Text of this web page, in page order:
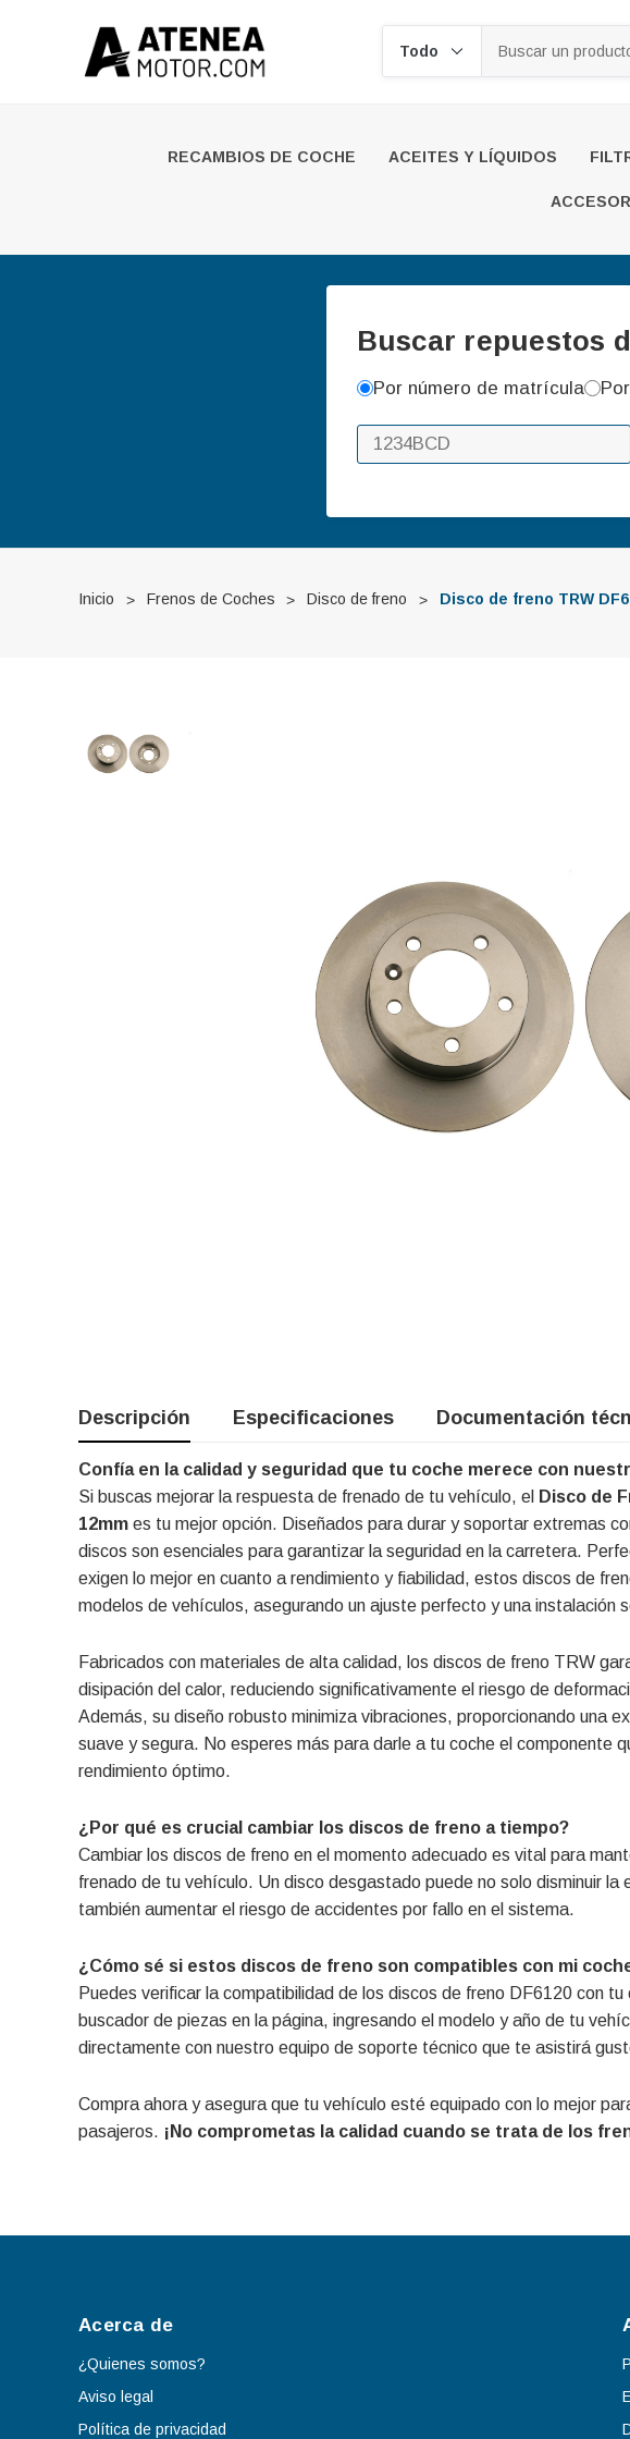
RECAMBIOS DE COCHE ACEITES Y LÍQUIDOS
Buscar repuestos
Por número de matrícula
Inicio Frenos de Coches Disco de freno Disco de freno TRW
Descripción Especificaciones Documentación
Confía en la calidad y seguridad que tu coche merece con
Si buscas mejorar la respuesta de frenado de tu vehículo, el Disco de
12mm es tu mejor opción. Diseñados para durar y soportar extremas
discos son esenciales para garantizar la seguridad en la carretera.
exigen lo mejor en cuanto a rendimiento y fiabilidad, estos discos de
modelos de vehículos, asegurando un ajuste perfecto y una instalación
Fabricados con materiales de alta calidad, los discos de freno TRW
disipación del calor, reduciendo significativamente el riesgo de
Además, su diseño robusto minimiza vibraciones, proporcionando una
suave y segura. No esperes más para darle a tu coche el componente
rendimiento óptimo.
¿Por qué es crucial cambiar los discos de freno a tiempo?
Cambiar los discos de freno en el momento adecuado es vital para
frenado de tu vehículo. Un disco desgastado puede no solo disminuir la
también aumentar el riesgo de accidentes por fallo en el sistema.
¿Cómo sé si estos discos de freno son compatibles con mi
Puedes verificar la compatibilidad de los discos de freno DF6120 con
buscador de piezas en la página, ingresando el modelo y año de tu
directamente con nuestro equipo de soporte técnico que te asistirá
Compra ahora y asegura que tu vehículo esté equipado con lo mejor
pasajeros. ¡No comprometas la calidad cuando se trata de los
Acerca de
¿Quienes somos?
Aviso legal
Política de privacidad